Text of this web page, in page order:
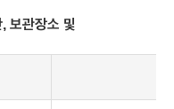
보관장소 및